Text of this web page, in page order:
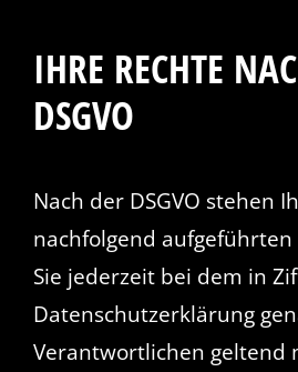
IHRE RECHTE
DSGVO
Nach der DSGVO stehen
nachfolgend aufgeführten
Sie jederzeit bei dem in
Datenschutzerklärung
Verantwortlichen geltend